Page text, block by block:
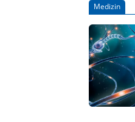
Medizin